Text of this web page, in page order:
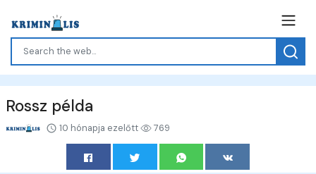
Rossz példa
10 hónapja ezelőtt 769